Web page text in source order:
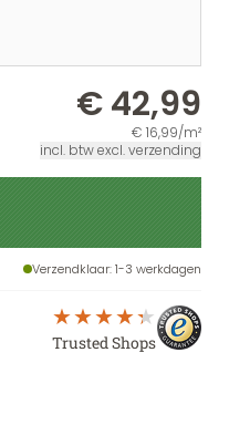
€ 42,99
€ 16,99/m²
incl. btw excl. verzending
Verzendklaar: 1-3 werkdagen
Trusted Shops